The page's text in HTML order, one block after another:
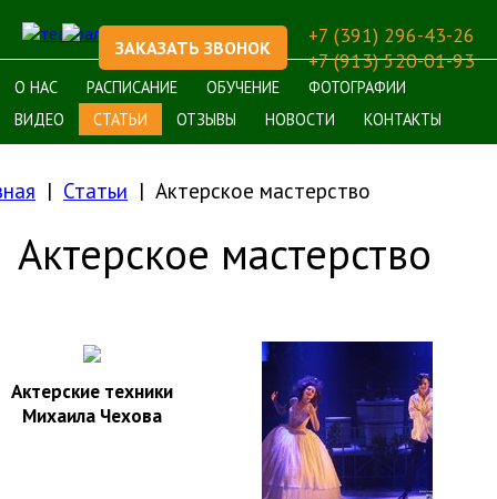
+7 (391) 296-43-26
+7 (913) 520-01-93
ЗАКАЗАТЬ ЗВОНОК
О НАС РАСПИСАНИЕ ОБУЧЕНИЕ
ФОТОГРАФИИ
ВИДЕО
СТАТЬИ ОТЗЫВЫ НОВОСТИ КОНТАКТЫ
Статьи Актерское мастерство
Актерское мастерство
Актерские техники
Михаила Чехова